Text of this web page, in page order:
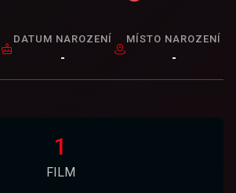
DATUM NAROZENÍ
-
MÍSTO NAROZENÍ
-
1
FILM